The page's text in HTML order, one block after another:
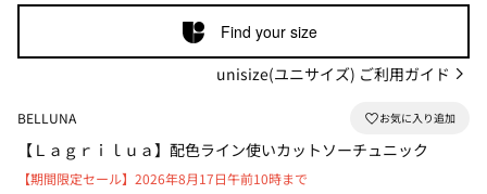
Find your size
unisize(ユニサイズ) ご利用ガイド
BELLUNA
【Ｌａｇｒｉｌｕａ】配色ライン使いカットソーチュニック
【期間限定セール】2026年8月17日午前10時まで